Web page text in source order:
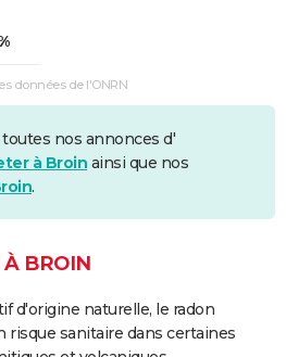
données de l'ONRN
nos annonces d'
à Broin ainsi que nos
.
À BROIN
d'origine naturelle, le radon
risque sanitaire dans certaines